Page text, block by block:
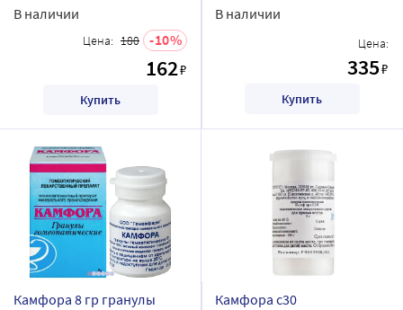
В наличии
Цена: 180 10
162₽
Купить
гранулы гомеопатические
В наличии
Цена:
335₽
Купить
Камфора 8 гр гранулы
Камфора с30